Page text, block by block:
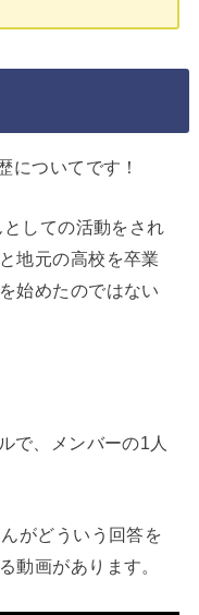
についてです！
しての活動をされ
地元の高校を卒業
始めたのではない
で、メンバーの1人
がどういう回答を
動画があります。